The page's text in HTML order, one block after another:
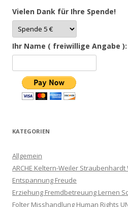
Vielen Dank für Ihre Spende!
Ihr Name ( freiwillige Angabe ):
KATEGORIEN
Allgemein
ARCHE Keltern-Weiler
Entspannung Freude
Erziehung Fremdbetreuung Lernen
Folter Misshandlung Human Rights